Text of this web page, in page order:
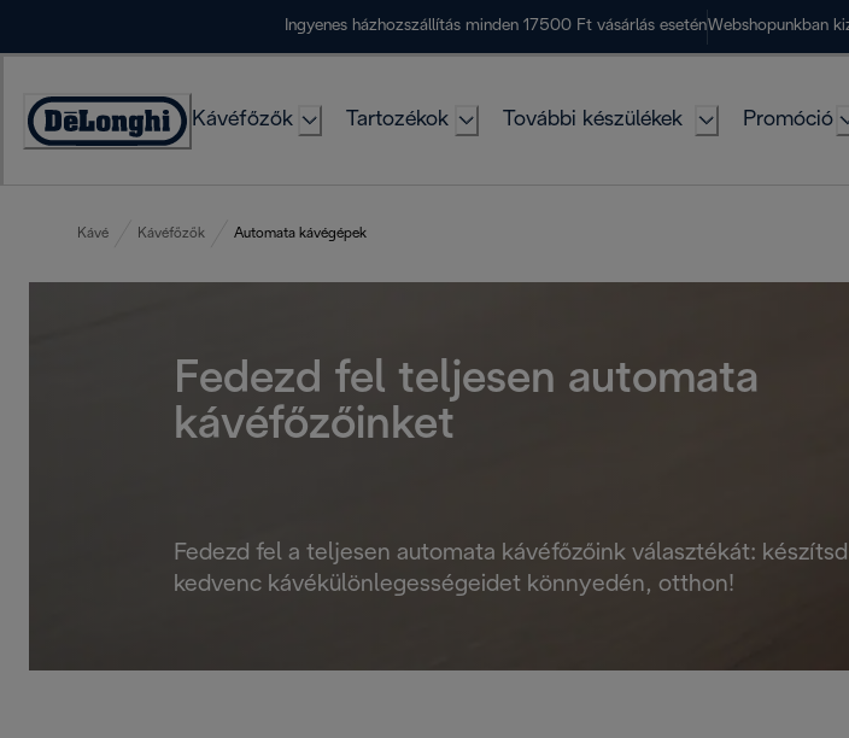
Ingyenes házhozszállítás minden 17500 Ft vásárlás eseténWebshopunkban
Accessibility
Kávéfőzők Tartozékok További készülékek Promóció
Kávé Kávéfőzők Automata kávégépek
Fedezd fel teljesen automata
kávéfőzőinket
Fedezd fel a teljesen automata kávéfőzőink választékát:
kedvenc kávékülönlegességeidet könnyedén, otthon!